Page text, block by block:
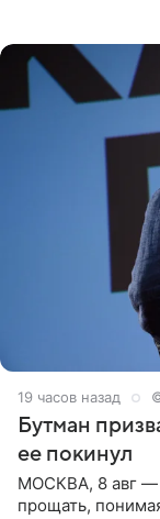
19 часов назад
Бутман
ее покинул
МОСКВА, 8 авг —
прощать,